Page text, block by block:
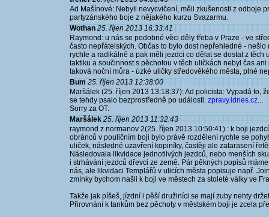
Ad Mašínové: Nebyli nevycvičení, měli zkušenosti z odboje
partyzánského boje z nějakého kurzu Svazarmu.
Wothan 25. říjen 2013 16:33:41
Raymond: u nás se podobné věci děly třeba v Praze - ve
často nepřátelských. Občas to bylo dost nepřehledné -
rychle a radikálně a pak měli jezdci co dělat se dostat z
taktiku a součinnost s pěchotou v těch uličkách nebyl čas
taková noční můra - úzké uličky středověkého města, plné
Bum 25. říjen 2013 12:38:00
Maršálek (25. říjen 2013 13:18:37): Ad policista: Vypadá to,
se tehdy psalo bezprostředně po události. zpravy.idnes.cz...
Sorry za OT.
Maršálek 25. říjen 2013 11:32:43
raymond z normanov 2(25. říjen 2013 10:50:41) : k boji
obránců v pouličním boji bylo právě rozdělení rychle se
uliček, následné uzavření kopiníky, častěji ale zatarasení
Následovala likvidace jednotlivých jezdců, nebo menších
i strhávání jezdců dřevci ze země. Pár pěkných popisů
nás, ale likvidaci Templářů v ulicích města popisuje např.
zmínky bychom našli k boji ve městech za stoleté války ve
Takže jak píšeš, jízdní i pěší družiníci se mají zuby nehty
Přirovnání k tankům bez pěchoty v městském boji je zcela